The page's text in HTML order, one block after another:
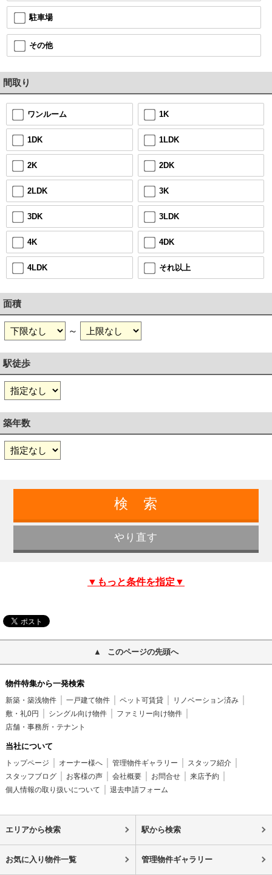
駐車場
その他
間取り
ワンルーム 1K
1DK 1LDK
2K 2DK
2LDK 3K
3DK 3LDK
4K 4DK
4LDK それ以上
面積
～
駅徒歩
築年数
▼もっと条件を指定▼
このページの先頭へ
物件特集から一発検索
新築・築浅物件 一戸建て物件 ペット可賃貸
リノベーション済み
敷・礼0円
シングル向け物件
ファミリー向け物件
店舗・事務所・テナント
当社について
トップページ オーナー様へ 管理物件ギャラリー
スタッフ紹介
スタッフブログ
お客様の声 会社概要 お問合せ
来店予約
個人情報の取り扱いについて
退去申請フォーム
エリアから検索 駅から検索
お気に入り物件一覧 管理物件ギャラリー